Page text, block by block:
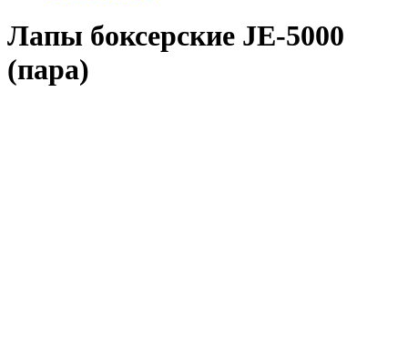
Лапы боксерские JE-5000
(пара)